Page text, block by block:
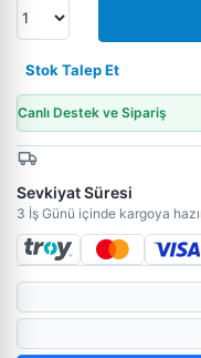
Stok Talep Et
Canlı Destek ve Sipariş
Sevkiyat Süresi
3 İş Günü içinde kargoya